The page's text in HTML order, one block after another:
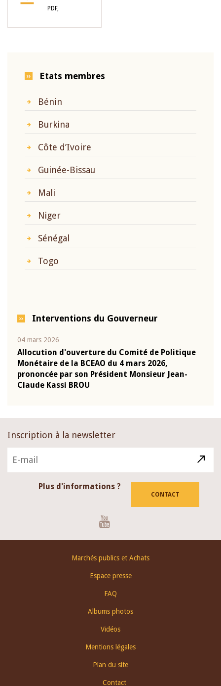
PDF,
Etats membres
Bénin
Burkina
Côte d’Ivoire
Guinée-Bissau
Mali
Niger
Sénégal
Togo
Interventions du Gouverneur
04 mars 2026
Allocution d'ouverture du Comité de Politique
Monétaire de la BCEAO du 4 mars 2026,
prononcée par son Président Monsieur Jean-
Claude Kassi BROU
Inscription à la newsletter
Plus d'informations ?
CONTACT
Marchés publics et Achats
Espace presse
FAQ
Albums photos
Vidéos
Mentions légales
Plan du site
Contact